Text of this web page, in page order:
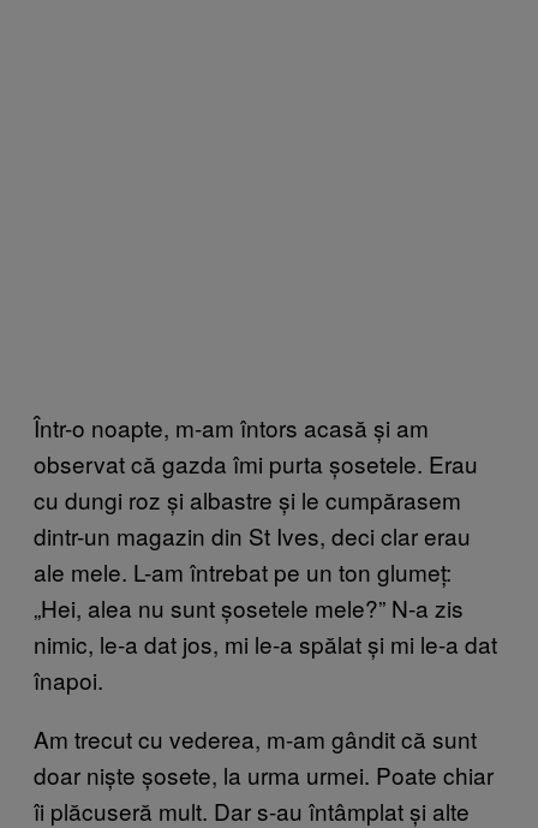
Într-o noapte, m-am întors acasă și am
observat că gazda îmi purta șosetele. Erau
cu dungi roz și albastre și le cumpărasem
dintr-un magazin din St Ives, deci clar erau
ale mele. L-am întrebat pe un ton glumeț:
„Hei, alea nu sunt șosetele mele?” N-a zis
nimic, le-a dat jos, mi le-a spălat și mi le-a dat
înapoi.
Am trecut cu vederea, m-am gândit că sunt
doar niște șosete, la urma urmei. Poate chiar
îi plăcuseră mult. Dar s-au întâmplat și alte